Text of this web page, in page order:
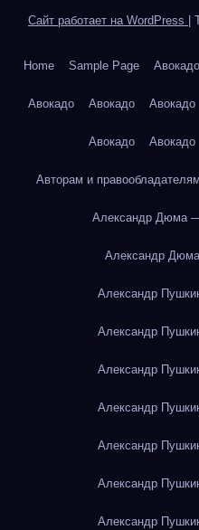
Сайт работает на WordPress
Home Sample Page Авокадо
Авокадо Авокадо Авокадо
Авокадо Авокадо
Авторам и правообладателям
Александр Дюма
Александр
Александр
Александр
Александр
Александр
Александр
Александр
Александр